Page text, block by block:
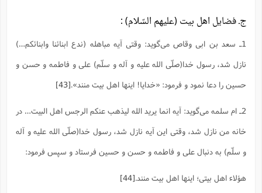
ج‌ـ فضایل اهل بیت (علیهم السّلام) :
1ـ سعد بن ابی وقاص می‌گوید: وقتی آیه مباهله (ندع ابنائنا وابنائکم…)
نازل شد، رسول خدا(صلّی الله علیه و آله و سلّم) علی و فاطمه و حسن و
حسین را دعا نمود و فرمود: «خدایا! اینها اهل بیت منند».[43]
2ـ ام سلمه می‌گوید: آیه انما یرید الله لیذهب عنکم الرجس اهل البیت… در
خانه من نازل شد، وقتی این آیه نازل شد، رسول خدا(صلّی الله علیه و آله
و سلّم) به دنبال علی و فاطمه و حسن و حسین فرستاد و سپس فرمود:
هؤلاء اهل بیتی؛ اینها اهل بیت منند.[44]